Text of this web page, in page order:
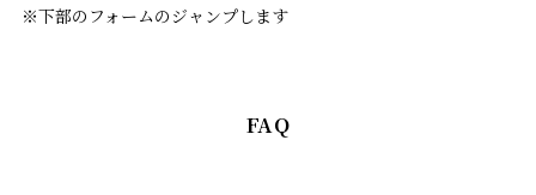
※下部のフォームのジャンプします
FAQ